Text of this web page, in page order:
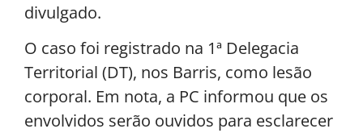
divulgado.
O caso foi registrado na 1ª Delegacia
Territorial (DT), nos Barris, como lesão
corporal. Em nota, a PC informou que os
envolvidos serão ouvidos para esclarecer